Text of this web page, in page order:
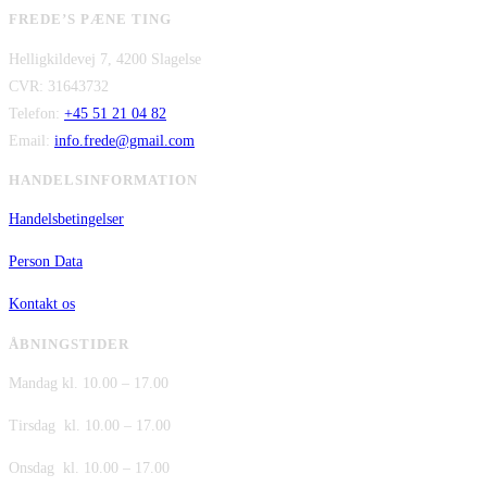
FREDE’S PÆNE TING
Helligkildevej 7, 4200 Slagelse
CVR: 31643732
Telefon: +45 51 21 04 82
Email: info.frede@gmail.com
HANDELSINFORMATION
Handelsbetingelser
Person Data
Kontakt os
ÅBNINGSTIDER
Mandag kl. 10.00 – 17.00
Tirsdag kl. 10.00 – 17.00
Onsdag kl. 10.00 – 17.00